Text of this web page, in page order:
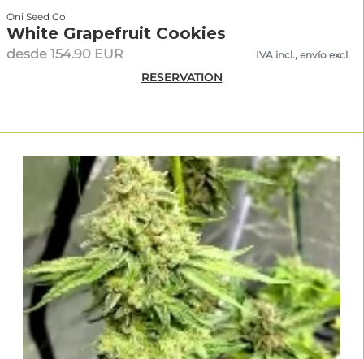
Oni Seed Co
White Grapefruit Cookies
desde 154.90 EUR IVA incl., envío excl.
RESERVATION